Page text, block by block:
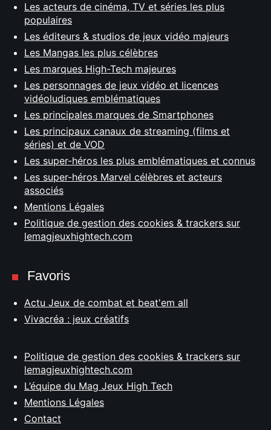
Les acteurs de cinéma, TV et séries les plus
populaires
Les éditeurs & studios de jeux vidéo majeurs
Les Mangas les plus célèbres
Les marques High-Tech majeures
Les personnages de jeux vidéo et licences
vidéoludiques emblématiques
Les principales marques de Smartphones
Les principaux canaux de streaming (films et
séries) et de VOD
Les super-héros les plus emblématiques et connus
Les super-héros Marvel célèbres et acteurs
associés
Mentions Légales
Politique de gestion des cookies & trackers sur
lemagjeuxhightech.com
Favoris
Actu Jeux de combat et beat'em all
Vivacréa : jeux créatifs
Politique de gestion des cookies & trackers sur
lemagjeuxhightech.com
L’équipe du Mag Jeux High Tech
Mentions Légales
Contact